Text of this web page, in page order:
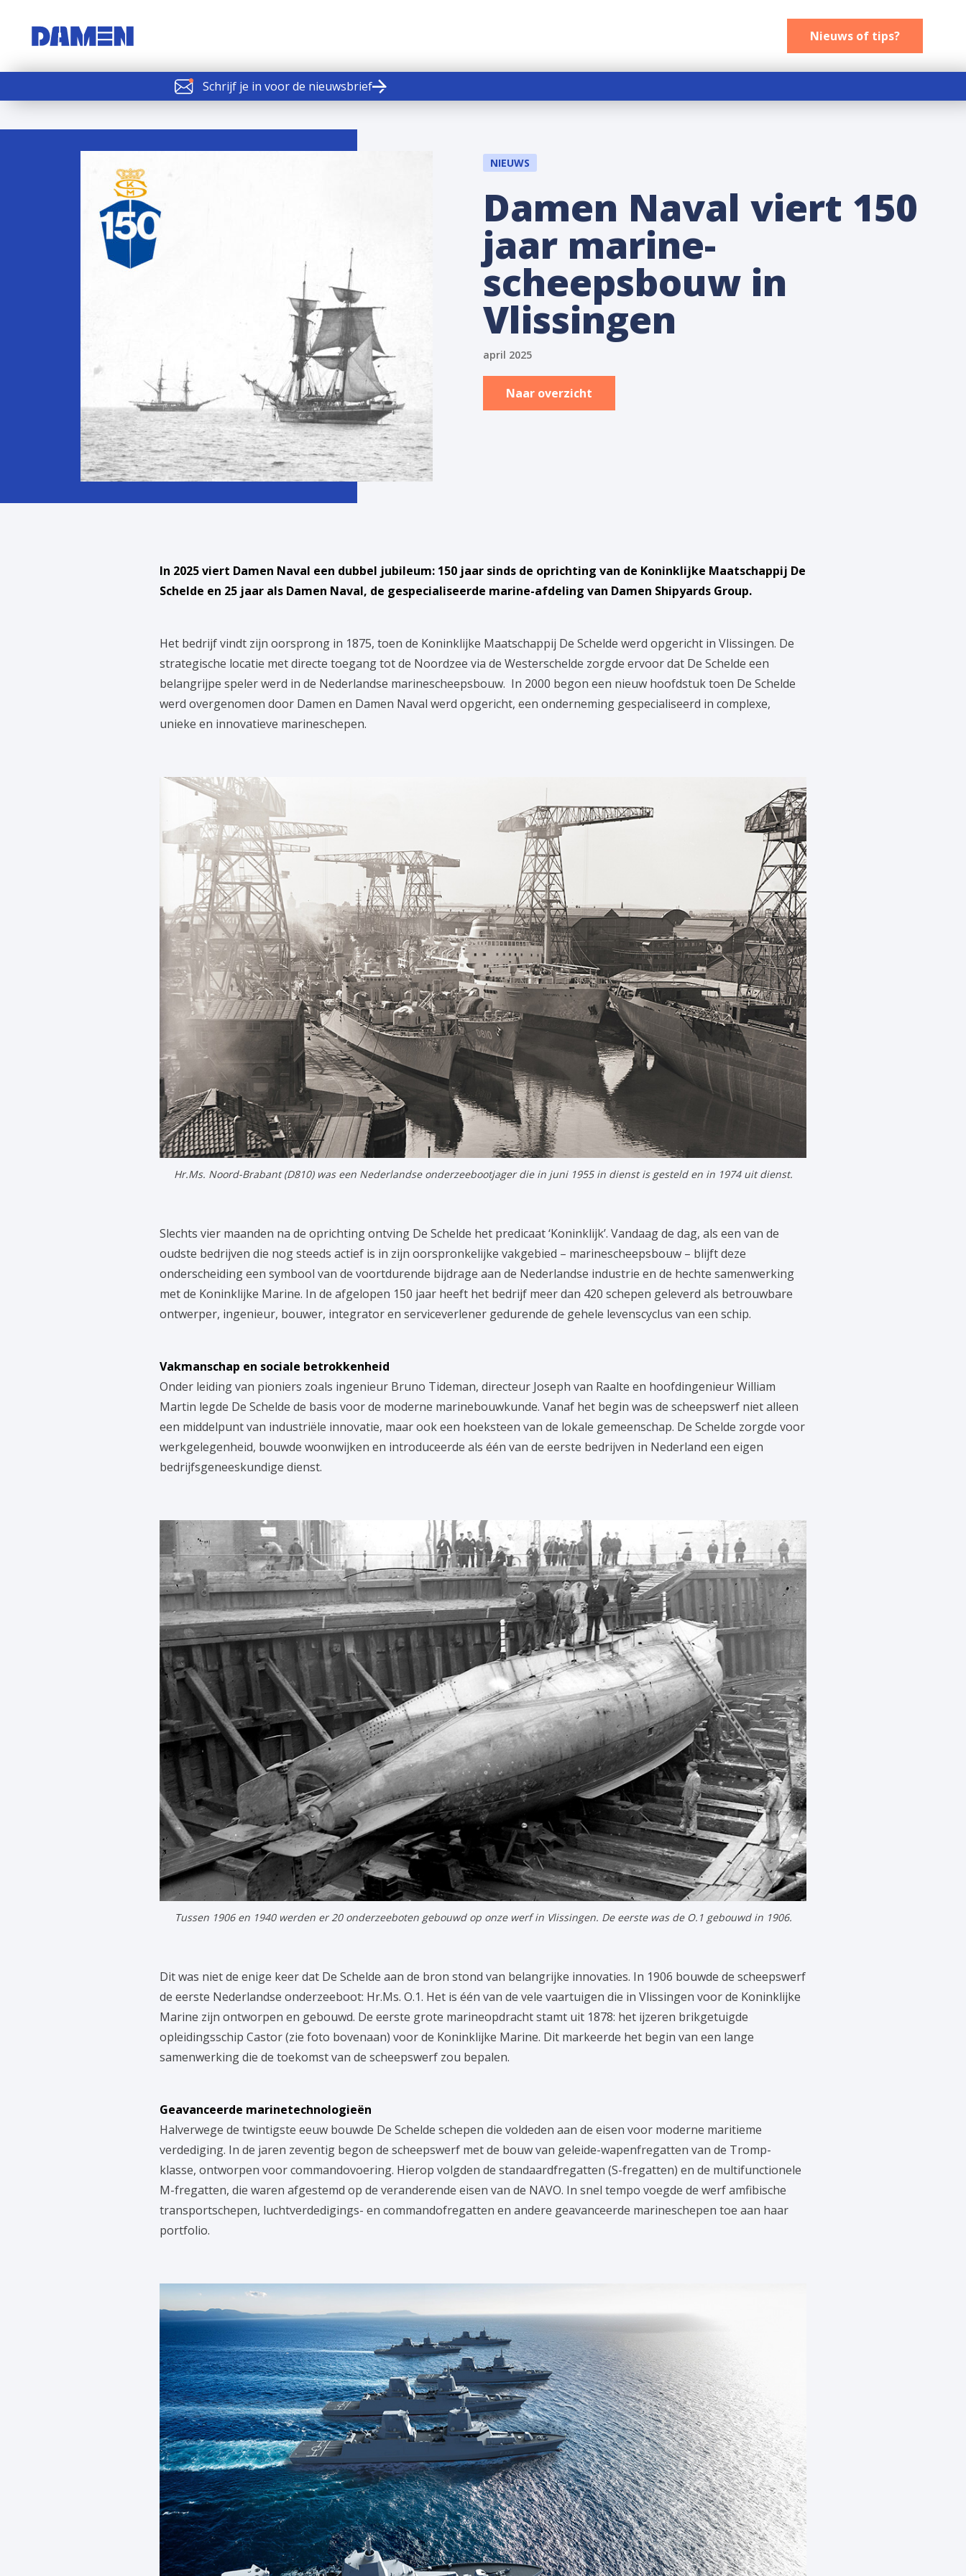
Nieuws of tips?
Schrijf je in voor de nieuwsbrief
Nieuws of tips
NIEUWS
Damen Naval viert 150
jaar marine-
scheepsbouw in
Vlissingen
april 2025
Naar overzicht
In 2025 viert Damen Naval een dubbel jubileum: 150 jaar sinds de oprichting van de Koninklijke Maatschappij De
Schelde en 25 jaar als Damen Naval, de gespecialiseerde marine-afdeling van Damen Shipyards Group.
Het bedrijf vindt zijn oorsprong in 1875, toen de Koninklijke Maatschappij De Schelde werd opgericht in Vlissingen. De
strategische locatie met directe toegang tot de Noordzee via de Westerschelde zorgde ervoor dat De Schelde een
belangrijpe speler werd in de Nederlandse marinescheepsbouw. In 2000 begon een nieuw hoofdstuk toen De Schelde
werd overgenomen door Damen en Damen Naval werd opgericht, een onderneming gespecialiseerd in complexe,
unieke en innovatieve marineschepen.
Hr.Ms. Noord-Brabant (D810) was een Nederlandse onderzeebootjager die in juni 1955 in dienst is gesteld en in 1974 uit dienst.
Slechts vier maanden na de oprichting ontving De Schelde het predicaat ‘Koninklijk’. Vandaag de dag, als een van de
oudste bedrijven die nog steeds actief is in zijn oorspronkelijke vakgebied – marinescheepsbouw – blijft deze
onderscheiding een symbool van de voortdurende bijdrage aan de Nederlandse industrie en de hechte samenwerking
met de Koninklijke Marine. In de afgelopen 150 jaar heeft het bedrijf meer dan 420 schepen geleverd als betrouwbare
ontwerper, ingenieur, bouwer, integrator en serviceverlener gedurende de gehele levenscyclus van een schip.
Vakmanschap en sociale betrokkenheid
Onder leiding van pioniers zoals ingenieur Bruno Tideman, directeur Joseph van Raalte en hoofdingenieur William
Martin legde De Schelde de basis voor de moderne marinebouwkunde. Vanaf het begin was de scheepswerf niet alleen
een middelpunt van industriële innovatie, maar ook een hoeksteen van de lokale gemeenschap. De Schelde zorgde voor
werkgelegenheid, bouwde woonwijken en introduceerde als één van de eerste bedrijven in Nederland een eigen
bedrijfsgeneeskundige dienst.
Tussen 1906 en 1940 werden er 20 onderzeeboten gebouwd op onze werf in Vlissingen. De eerste was de O.1 gebouwd in 1906.
Dit was niet de enige keer dat De Schelde aan de bron stond van belangrijke innovaties. In 1906 bouwde de scheepswerf
de eerste Nederlandse onderzeeboot: Hr.Ms. O.1. Het is één van de vele vaartuigen die in Vlissingen voor de Koninklijke
Marine zijn ontworpen en gebouwd. De eerste grote marineopdracht stamt uit 1878: het ijzeren brikgetuigde
opleidingsschip Castor (zie foto bovenaan) voor de Koninklijke Marine. Dit markeerde het begin van een lange
samenwerking die de toekomst van de scheepswerf zou bepalen.
Geavanceerde marinetechnologieën
Halverwege de twintigste eeuw bouwde De Schelde schepen die voldeden aan de eisen voor moderne maritieme
verdediging. In de jaren zeventig begon de scheepswerf met de bouw van geleide-wapenfregatten van de Tromp-
klasse, ontworpen voor commandovoering. Hierop volgden de standaardfregatten (S-fregatten) en de multifunctionele
M-fregatten, die waren afgestemd op de veranderende eisen van de NAVO. In snel tempo voegde de werf amfibische
transportschepen, luchtverdedigings- en commandofregatten en andere geavanceerde marineschepen toe aan haar
portfolio.